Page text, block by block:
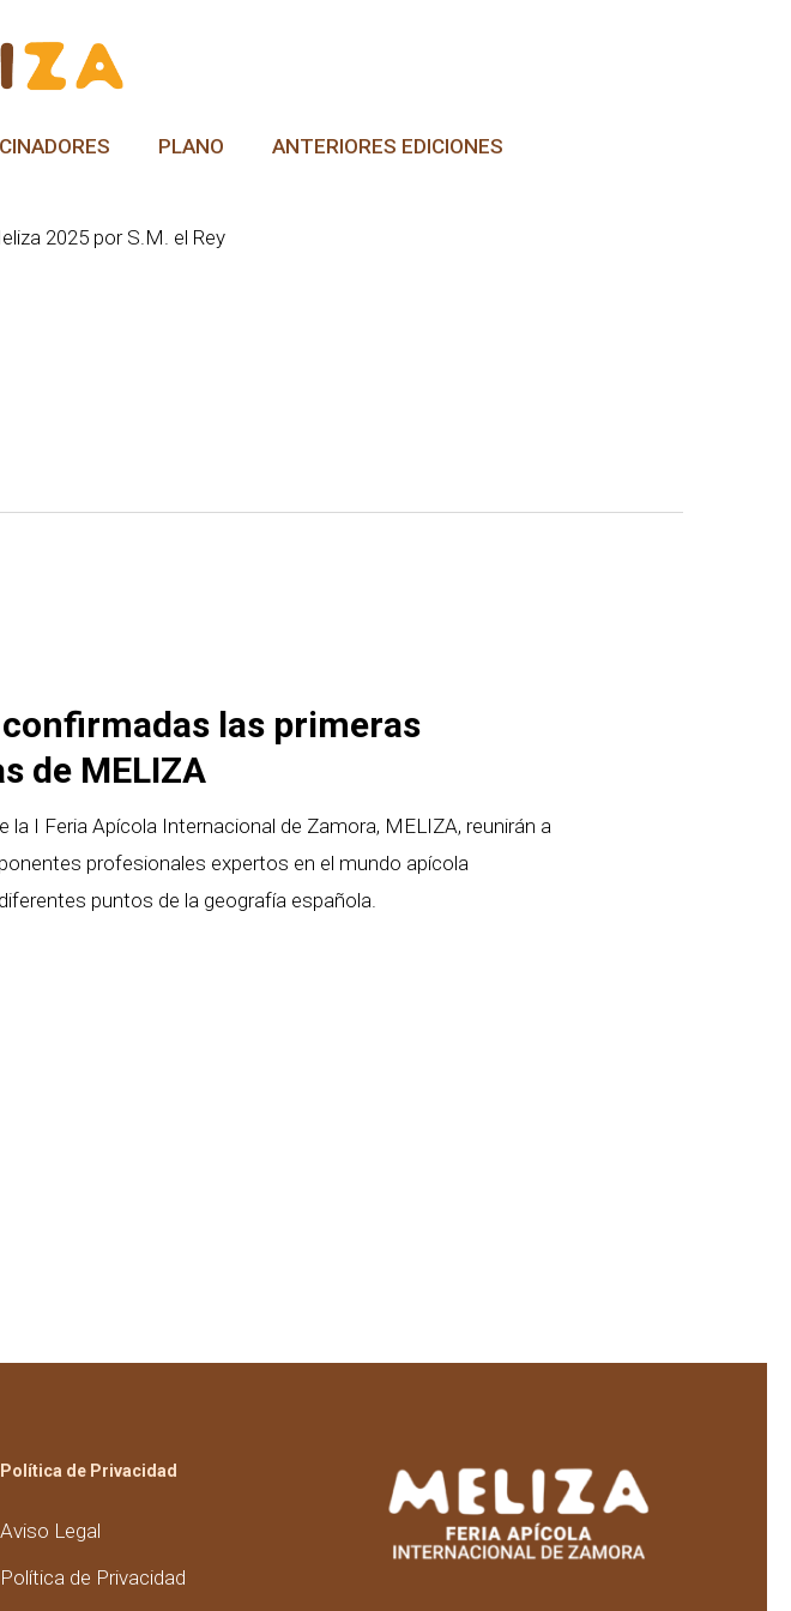
PLANO ANTERIORES EDICIONES
2025 por S.M. el Rey
las primeras
de MELIZA
la I Feria Apícola Internacional de Zamora, MELIZA, reunirán a
profesionales expertos en el mundo apícola
puntos de la geografía española.
Política de Privacidad
Aviso Legal
Política de Privacidad